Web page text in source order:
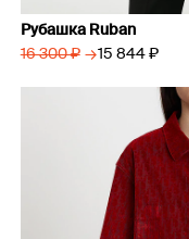
Рубашка Ruban
16 300 ₽ → 15 844 ₽